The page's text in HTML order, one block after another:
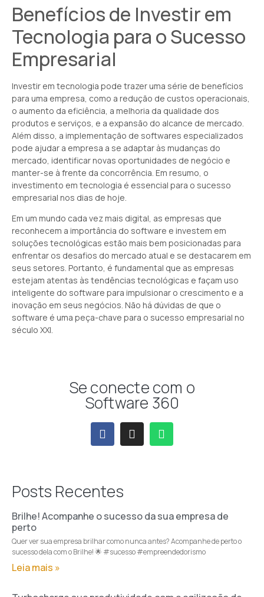
Benefícios de Investir em
Tecnologia para o Sucesso
Empresarial
Investir em tecnologia pode trazer uma série de benefícios
para uma empresa, como a redução de custos operacionais,
o aumento da eficiência, a melhoria da qualidade dos
produtos e serviços, e a expansão do alcance de mercado.
Além disso, a implementação de softwares especializados
pode ajudar a empresa a se adaptar às mudanças do
mercado, identificar novas oportunidades de negócio e
manter-se à frente da concorrência. Em resumo, o
investimento em tecnologia é essencial para o sucesso
empresarial nos dias de hoje.
Em um mundo cada vez mais digital, as empresas que
reconhecem a importância do software e investem em
soluções tecnológicas estão mais bem posicionadas para
enfrentar os desafios do mercado atual e se destacarem em
seus setores. Portanto, é fundamental que as empresas
estejam atentas às tendências tecnológicas e façam uso
inteligente do software para impulsionar o crescimento e a
inovação em seus negócios. Não há dúvidas de que o
software é uma peça-chave para o sucesso empresarial no
século XXI.
Se conecte com o
Software 360
Posts Recentes
Brilhe! Acompanhe o sucesso da sua empresa de
perto
Quer ver sua empresa brilhar como nunca antes? Acompanhe de perto o
sucesso dela com o Brilhe! 🌟 #sucesso #empreendedorismo
Leia mais »